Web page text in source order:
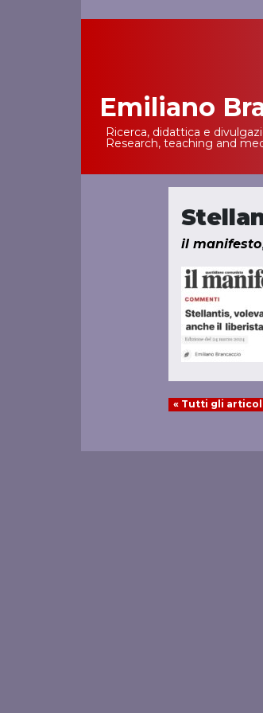
Main Navigation
Emiliano
Ricerca, didattica e
Research, teaching and
il manifesto
« Tutti gli